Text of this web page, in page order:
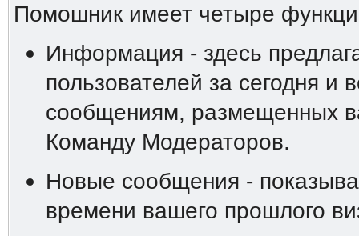
Помошник имеет четыре
Информация - здесь
пользователей за сегодня
сообщениям, размещенных
Команду Модераторов.
Новые сообщения -
времени вашего прошлого